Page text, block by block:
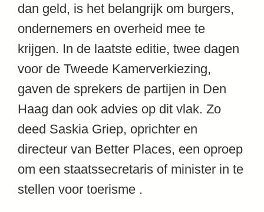
dan geld, is het belangrijk om burgers,
ondernemers en overheid mee te
krijgen. In de laatste editie, twee dagen
voor de Tweede Kamerverkiezing,
gaven de sprekers de partijen in Den
Haag dan ook advies op dit vlak. Zo
deed Saskia Griep, oprichter en
directeur van Better Places, een oproep
om een staatssecretaris of minister in te
stellen voor toerisme .